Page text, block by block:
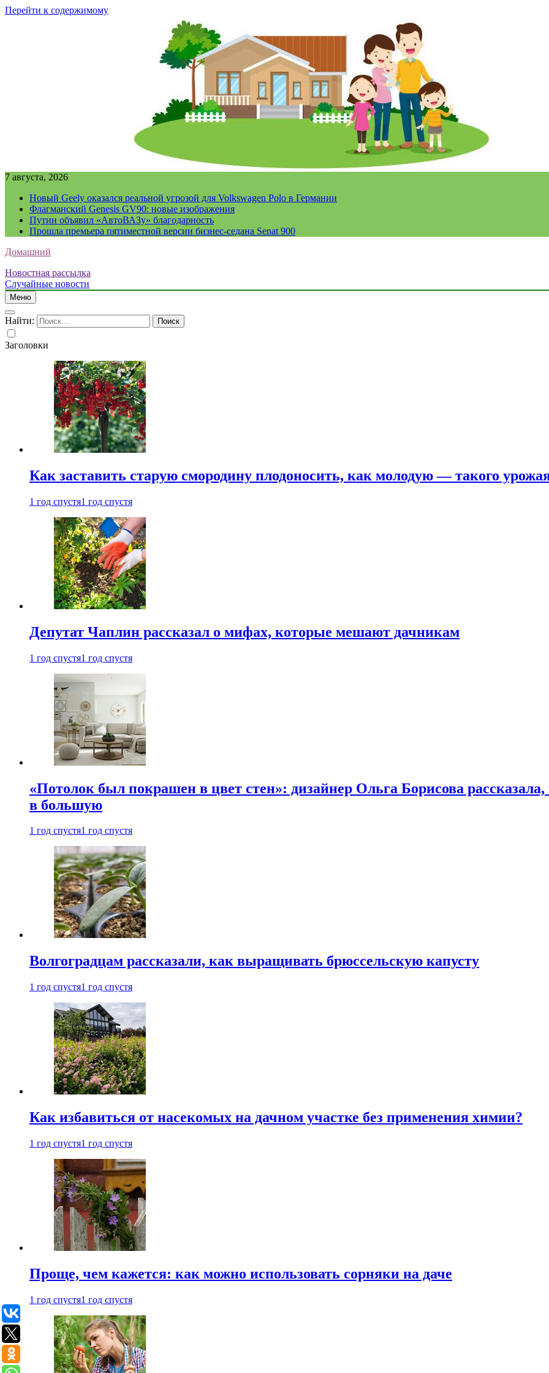
Перейти к содержимому
7 августа, 2026
Новый Geely оказался реальной угрозой для Volkswagen Polo в Германии
Флагманский Genesis GV90: новые изображения
Путин объявил «АвтоВАЗу» благодарность
Прошла премьера пятиместной версии бизнес-седана Senat 900
Домашний
Новостная рассылка
Случайные новости
Меню
Найти:
Заголовки
Как заставить старую смородину плодоносить, как молодую — такого
1 год спустя1 год спустя
Депутат Чаплин рассказал о мифах, которые мешают дачникам
1 год спустя1 год спустя
«Потолок был покрашен в цвет стен»: дизайнер Ольга Борисова
в большую
1 год спустя1 год спустя
Волгоградцам рассказали, как выращивать брюссельскую капусту
1 год спустя1 год спустя
Как избавиться от насекомых на дачном участке без применения химии?
1 год спустя1 год спустя
Проще, чем кажется: как можно использовать сорняки на даче
1 год спустя1 год спустя